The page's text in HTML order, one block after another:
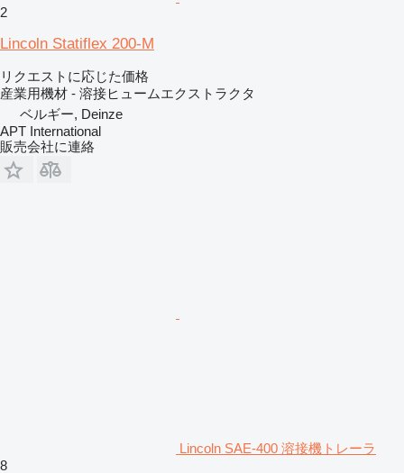
2
Lincoln Statiflex 200-M
リクエストに応じた価格
産業用機材 - 溶接ヒュームエクストラクタ
ベルギー, Deinze
APT International
販売会社に連絡
Lincoln SAE-400 溶接機トレーラ
8